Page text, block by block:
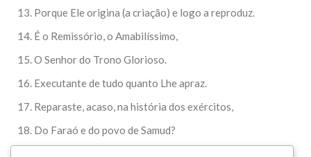
13. Porque Ele origina (a criação) e logo a reproduz.
14. É o Remissório, o Amabilíssimo,
15. O Senhor do Trono Glorioso.
16. Executante de tudo quanto Lhe apraz.
17. Reparaste, acaso, na história dos exércitos,
18. Do Faraó e do povo de Samud?